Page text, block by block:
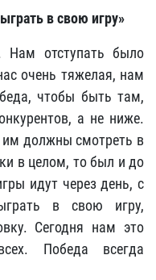
в свою игру»
отступать было
очень тяжелая, нам
чтобы быть там,
а не ниже.
должны смотреть в
в целом, то был и до
идут через день, с
в свою игру,
Сегодня нам это
Победа всегда